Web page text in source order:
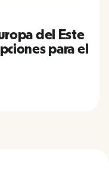
del Este
para el